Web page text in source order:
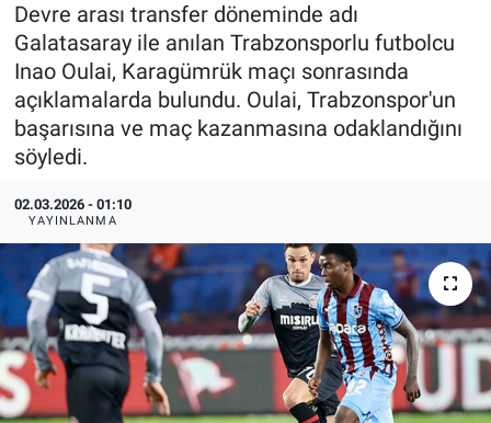
Devre arası transfer döneminde adı
Galatasaray ile anılan Trabzonsporlu futbolcu
Inao Oulai, Karagümrük maçı sonrasında
açıklamalarda bulundu. Oulai, Trabzonspor'un
başarısına ve maç kazanmasına odaklandığını
söyledi.
02.03.2026 - 01:10
YAYINLANMA
Trend
Özel Haberler
Yazarlar
Ekonomi
Dünya
Medya
Özel Haberler
Kadın
Erişim Bilgileri
Sağlık
Son Dakika Haberleri
Haber Arşivi